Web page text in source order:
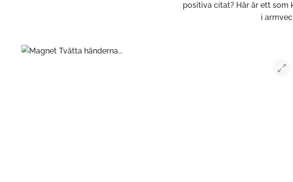
positiva citat? Här är ett som
i